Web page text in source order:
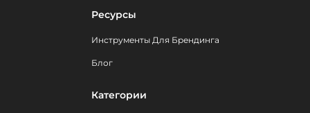
Ресурсы
Инструменты Для Брендинга
Блог
Категории